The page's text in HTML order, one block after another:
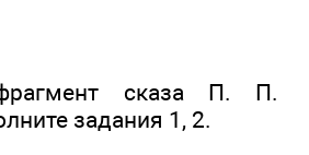
сказа П. П.
задания 1, 2.